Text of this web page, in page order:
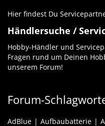
Hier findest Du
Händlersuche /
Hobby-Händler und
Fragen rund um Deinen
unserem Forum!
Forum-
AdBlue Aufbaubatterie